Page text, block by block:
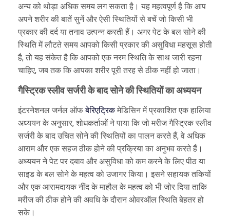
अन्य को थोड़ा अधिक समय लग सकता है। यह महत्वपूर्ण है कि आप
अपने शरीर की बातें सुनें और ऐसी स्थितियों से बचें जो किसी भी
प्रकार की दर्द या तनाव उत्पन्न करती हैं। अगर पेट के बल सोने की
स्थिति में लौटते समय आपको किसी प्रकार की असुविधा महसूस होती
है, तो यह संकेत है कि आपको एक नरम स्थिति के साथ जारी रहना
चाहिए, जब तक कि आपका शरीर पूरी तरह से ठीक नहीं हो जाता।
गैस्ट्रिक स्लीव सर्जरी के बाद सोने की स्थितियों का अध्ययन
इंटरनेशनल जर्नल ऑफबेरिएट्रिकमेडिसिन में प्रकाशित एक हालिया
अध्ययन के अनुसार, शोधकर्ताओं ने पाया कि जो मरीज गैस्ट्रिक स्लीव
सर्जरी के बाद उचित सोने की स्थितियों का पालन करते हैं, वे अधिक
आराम और एक सहज ठीक होने की प्रक्रिया का अनुभव करते हैं।
अध्ययन ने पेट पर दबाव और असुविधा को कम करने के लिए पीठ या
साइड के बल सोने के महत्व को उजागर किया। इसने सहायक तकियों
और एक आरामदायक नींद के माहौल के महत्व को भी जोर दिया ताकि
मरीज की ठीक होने की अवधि के दौरान ओवरऑल स्थिति बेहतर हो
सके।